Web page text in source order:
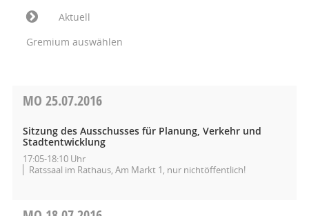
Aktuell
Gremium auswählen
MO 25.07.2016
Sitzung des Ausschusses für Planung, Verkehr und
Stadtentwicklung
17:05-18:10 Uhr
Ratssaal im Rathaus, Am Markt 1, nur nichtöffentlich!